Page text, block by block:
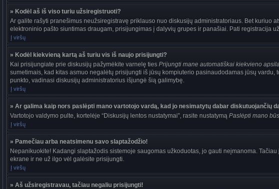
» Kodėl aš iš viso turiu užsiregistruoti?
Ar galite rašyti pranešimus neužsiregistravę priklauso nuo diskusijų administratoriaus. Bet
elektroninio pašto siuntimas draugam, prisijungimas į dalyvių grupes ir panašiai. Pati registracija
Į viršų
» Kodėl kiekvieną kartą aš turiu vis iš naujo prisijungti?
Kai prisijungiate prie diskusijų pažymėkite varnelę ties Prijungti mane automatiškai kiekvieno
sumetimais, kad kitas asmuo negalėtų prisijungti iš jūsų kompiuterio pasinaudodamas jūsų
punkto, vadinasi diskusijų administratorius išjungė šią galimybę.
Į viršų
» Ar galima kaip nors paslėpti mano vartotojo vardą, kad jo nesimatytų dabar diskutuojančių
Vartotojo valdymo pulte, kortelėje “Diskusijų lentos nustatymai”, rasite nustatymą Paslėpti mano
Į viršų
» Pamečiau arba neatsimenu savo slaptažodžio!
Nepanikuokite! Kadangi slaptažodis sistemoje saugomas užkoduotas, jo gauti neįmanoma.
ekrane ir ne už ilgo vėl galėsite prisijungti.
Į viršų
» Aš užsiregistravau, tačiau negaliu prisijungti!